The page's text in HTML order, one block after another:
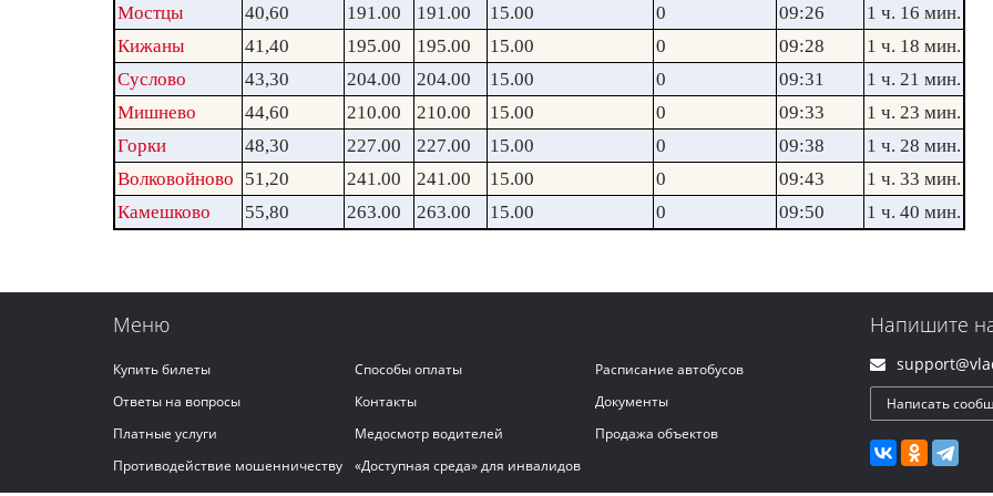
Мостцы
40,60 191.00 191.00 15.00 0 09:26
1 ч. 16 мин.
Кижаны
41,40 195.00 195.00 15.00 0 09:28
1 ч. 18 мин.
Суслово
43,30 204.00 204.00 15.00 0 09:31
1 ч. 21 мин.
Мишнево
44,60 210.00 210.00 15.00 0 09:33
1 ч. 23 мин.
Горки
48,30 227.00 227.00 15.00 0 09:38
1 ч. 28 мин.
Волковойново
51,20 241.00 241.00 15.00 0 09:43
1 ч. 33 мин.
Камешково
55,80 263.00 263.00 15.00 0 09:50 1 ч. 40 мин.
Меню
Купить билеты Способы оплаты
Расписание автобусов
Ответы на вопросы
Контакты
Документы
Платные услуги
Медосмотр водителей
Продажа объектов
Противодействие мошенничеству
«Доступная среда» для инвалидов
Напишите
Написать